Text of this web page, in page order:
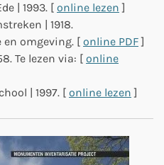
| 1993. [ online lezen ]
| 1918.
en omgeving. [ online PDF]
Te lezen via: [ online
| 1997. [ online lezen ]